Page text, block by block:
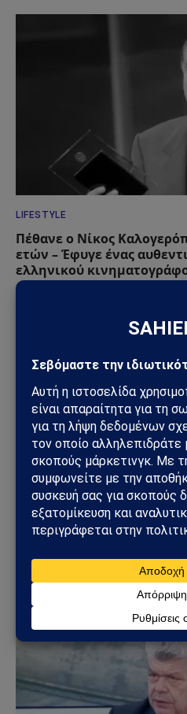
LIFESTYLE
Πέθανε ο Νίκος
ετών – Έφυγε ένας
ελληνικού
LIFESTYLE
Έφυγε από τη ζωή η Μαίρη
από τις μεγαλύτερες